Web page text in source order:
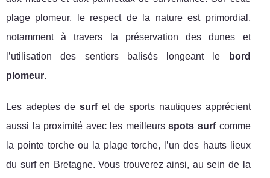
plage plomeur, le respect de la nature est primordial,
notamment à travers la préservation des dunes et
l’utilisation des sentiers balisés longeant le
bord
plomeur.
Les adeptes de surfet de sports nautiques apprécient
aussi la proximité avec les meilleursspots surfcomme
la pointe torche ou la plage torche, l’un des hauts lieux
du surf en Bretagne. Vous trouverez ainsi, au sein de la